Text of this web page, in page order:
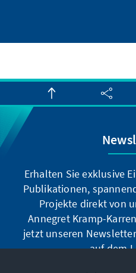
Erhalten Sie exklusive
Publikationen,
Projekte direkt von
Annegret Kramp-
jetzt unseren
auf dem